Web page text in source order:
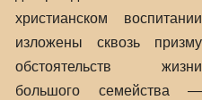
христианском воспитании
изложены сквозь призму
обстоятельств жизни
большого семейства —